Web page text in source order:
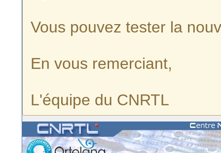
Vous pouvez tester la
En vous remerciant,
L'équipe du CNRTL